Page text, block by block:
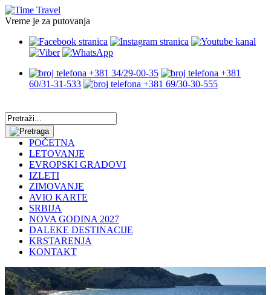
Vreme je za putovanja
+381 34/29-00-35
+381
60/31-31-533
+381 69/30-30-555
POČETNA
LETOVANJE
EVROPSKI GRADOVI
IZLETI
ZIMOVANJE
AVIO KARTE
SRBIJA
NOVA GODINA 2027
DALEKE DESTINACIJE
KRSTARENJA
KONTAKT